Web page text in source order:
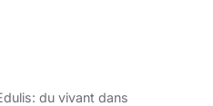
du vivant dans